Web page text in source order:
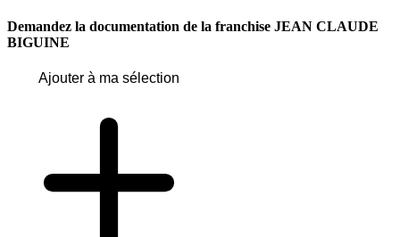
Demandez la documentation de la franchise JEAN CLAUDE
BIGUINE
Ajouter à ma sélection